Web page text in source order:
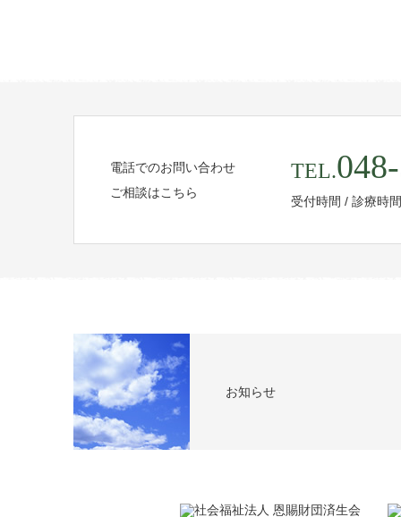
電話でのお問い合わせ
ご相談はこちら
TEL.
受付時間 / 診療時
お知らせ